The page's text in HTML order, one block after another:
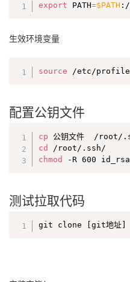
export PATH=$PATH
生效环境变量
source /etc/profile
配置公钥文件
cp
cd
chmod
-R 600
测试拉取代码
git clone [git地址]